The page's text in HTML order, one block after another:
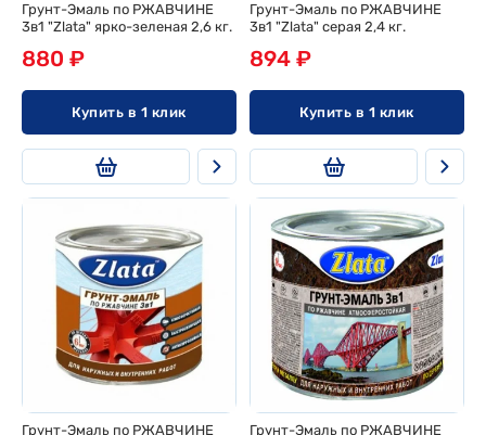
Грунт-Эмаль по РЖАВЧИНЕ
3в1 "Zlata" ярко-зеленая 2,6 кг.
880 ₽
Купить в 1 клик
Грунт-Эмаль по РЖАВЧИНЕ
3в1 "Zlata" серая 2,4 кг.
894 ₽
Купить в 1 клик
Грунт-Эмаль по РЖАВЧИНЕ Грунт-Эмаль по РЖАВЧИНЕ